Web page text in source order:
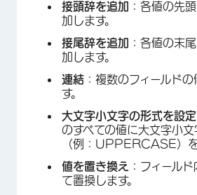
接頭辞を追加 ：各値の先
加します。
接尾辞を追加 ：各値の末
加します。
連結 ：複数のフィールド
す。
大文字小文字の形式を設定
のすべての値に大文字小
（例：UPPERCASE）を
値を置き換え
：フィール
て置換します。